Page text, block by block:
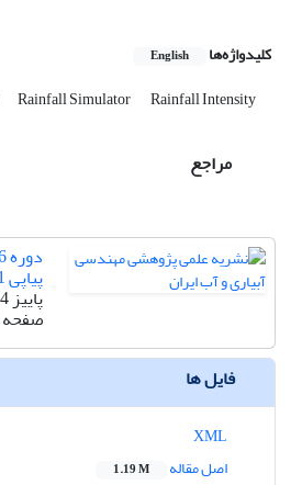
کلیدواژه‌ها English
Rainfall Simulator Rainfall Intensity
مراجع
پیاپی 1
پاییز 1404
صفحه
فایل ها
اصل مقاله
1.19 M